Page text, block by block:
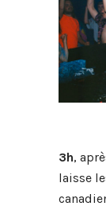
3h,
laisse